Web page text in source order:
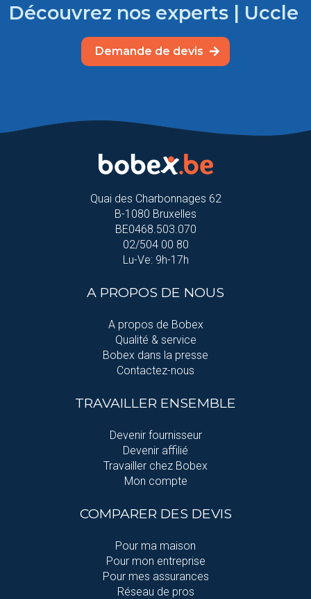
Découvrez nos experts | Uccle
Demande de devis
Quai des Charbonnages 62
B-1080 Bruxelles
BE0468.503.070
02/504 00 80
Lu-Ve: 9h-17h
A PROPOS DE NOUS
A propos de Bobex
Qualité & service
Bobex dans la presse
Contactez-nous
TRAVAILLER ENSEMBLE
Devenir fournisseur
Devenir affilié
Travailler chez Bobex
Mon compte
COMPARER DES DEVIS
Pour ma maison
Pour mon entreprise
Pour mes assurances
Réseau de pros